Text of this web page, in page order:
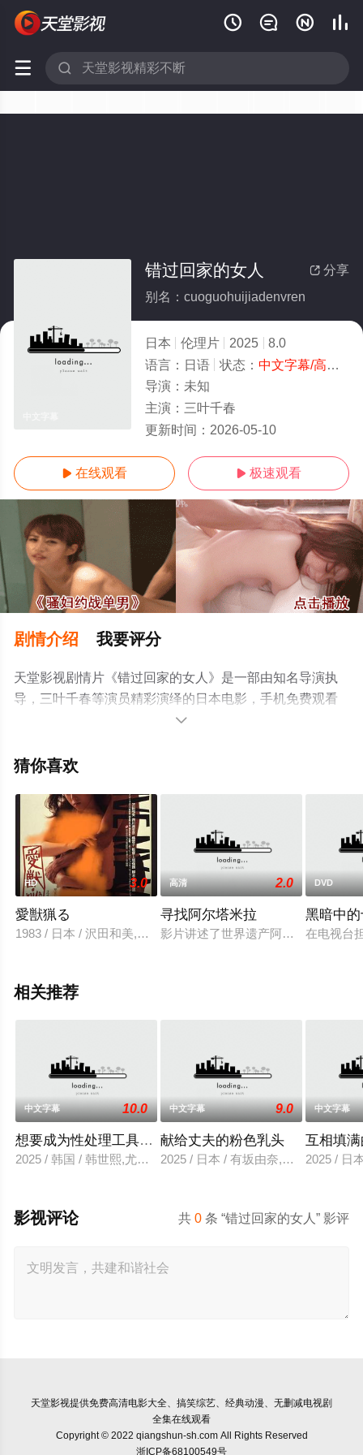
   
 
 分享
错过回家的女人
别名：cuoguohuijiadenvren
日本 伦理片 2025
8.0
语言： 日语 状态： 中文字幕/高清
导演： 未知
主演： 三叶千春
更新时间： 2026-05-10
 在线观看  极速观看
剧情介绍 我要评分
天堂影视剧情片《错过回家的女人》是一部由知名导演执
导，三叶千春等演员精彩演绎的日本电影，手机免费观看
高清未删减完整版电影大全就上电影天堂网，更多相关信

猜你喜欢
HD 3.0
愛獣猟る
1983 / 日本 / 沢田和美,西川瀬里奈,橘雪子,藤まゆ美,鍋村美恵子
高清 2.0
寻找阿尔塔米拉
影片讲述了世界遗产阿尔塔米拉洞窟
DVD
黑暗中
在电视台
相关推荐
中文字幕 10.0
想要成为性处理工具的妹妹
2025 / 韩国 / 韩世熙,尤里,智熙,尚宇,尚斗,民秀
中文字幕 9.0
献给丈夫的粉色乳头
2025 / 日本 / 有坂由奈,高宫惠子,田
中文字幕
互相填
2025 / 日
共0 条 “错过回家的女人” 影评
影视评论
天堂影视提供免费高清电影大全、搞笑综艺、经典动漫、无删减电视剧
全集在线观看
Copyright © 2022 qiangshun-sh.com All Rights Reserved
浙ICP备68100549号